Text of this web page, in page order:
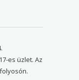
es üzlet. Az